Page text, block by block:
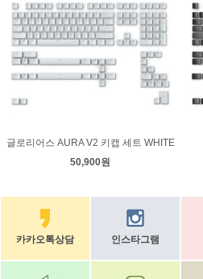
글로리어스 AURA V2 키캡 세트 WHITE
50,900원
카카오톡상담 인스타그램